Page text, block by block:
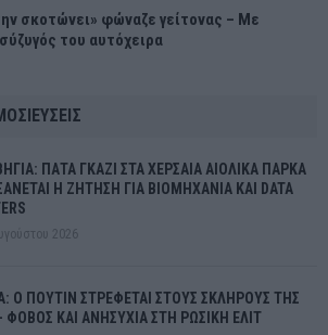
σκοτώνει» φώναζε γείτονας – Με
του αυτόχειρα
ΠΑΤΑ ΓΚΑΖΙ ΣΤΑ ΧΕΡΣΑΙΑ ΑΙΟΛΙΚΑ ΠΑΡΚΑ
Η ΖΗΤΗΣΗ ΓΙΑ ΒΙΟΜΗΧΑΝΙΑ ΚΑΙ DATA
2026
Ο ΠΟΥΤΙΝ ΣΤΡΕΦΕΤΑΙ ΣΤΟΥΣ ΣΚΛΗΡΟΥΣ ΤΗΣ
ΦΟΒΟΣ ΚΑΙ ΑΝΗΣΥΧΙΑ ΣΤΗ ΡΩΣΙΚΗ ΕΛΙΤ